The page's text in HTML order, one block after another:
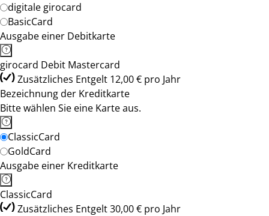
digitale girocard
BasicCard
Ausgabe einer Debitkarte
girocard Debit Mastercard
Zusätzliches Entgelt 12,00 € pro Jahr
Bezeichnung der Kreditkarte
Bitte wählen Sie eine Karte aus.
ClassicCard
GoldCard
Ausgabe einer Kreditkarte
ClassicCard
Zusätzliches Entgelt 30,00 € pro Jahr